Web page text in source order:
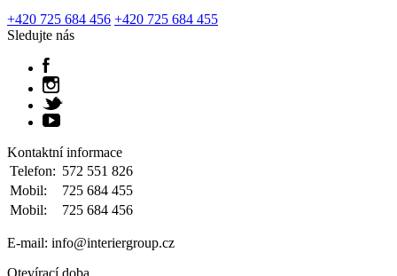
+420 725 684 456 +420 725 684 455
Sledujte nás
Kontaktní informace
Telefon: 572 551 826
Mobil:
725 684 455
Mobil:
725 684 456
E-mail: info@interiergroup.cz
Otevírací doba